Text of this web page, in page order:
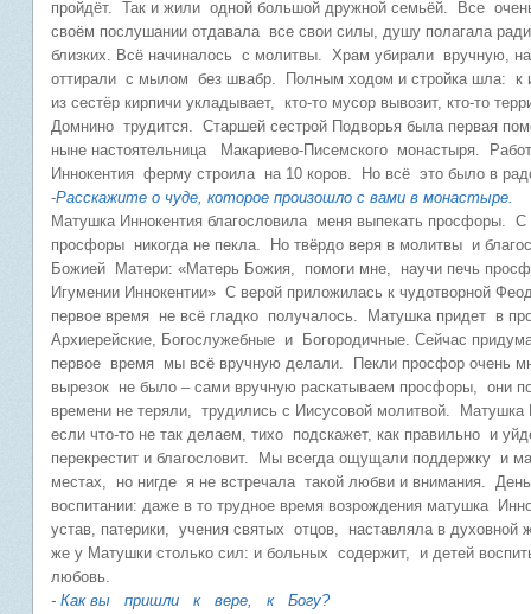
пройдёт. Так и жили одной большой дружной семьёй. Все
своём послушании отдавала все свои силы, душу полагала
близких. Всё начиналось с молитвы. Храм убирали вручную,
оттирали с мылом без швабр. Полным ходом и стройка шла: к
из сестёр кирпичи укладывает, кто-то мусор вывозит, кто-то
Домнино трудится. Старшей сестрой Подворья была первая
ныне настоятельница Макариево-Писемского монастыря.
Иннокентия ферму строила на 10 коров. Но всё это было в
-Расскажите о чуде, которое произошло с вами в монастыре.
Матушка Иннокентия благословила меня выпекать просфоры.
просфоры никогда не пекла. Но твёрдо веря в молитвы и
Божией Матери: «Матерь Божия, помоги мне, научи печь
Игумении Иннокентии» С верой приложилась к чудотворной
первое время не всё гладко получалось. Матушка придет в
Архиерейские, Богослужебные и Богородичные. Сейчас
первое время мы всё вручную делали. Пекли просфор очень
вырезок не было – сами вручную раскатываем просфоры, они
времени не теряли, трудились с Иисусовой молитвой. Матушка
если что-то не так делаем, тихо подскажет, как правильно и
перекрестит и благословит. Мы всегда ощущали поддержку и
местах, но нигде я не встречала такой любви и внимания.
воспитании: даже в то трудное время возрождения матушка
устав, патерики, учения святых отцов, наставляла в
же у Матушки столько сил: и больных содержит, и детей
любовь.
- Как вы пришли к вере, к Богу?